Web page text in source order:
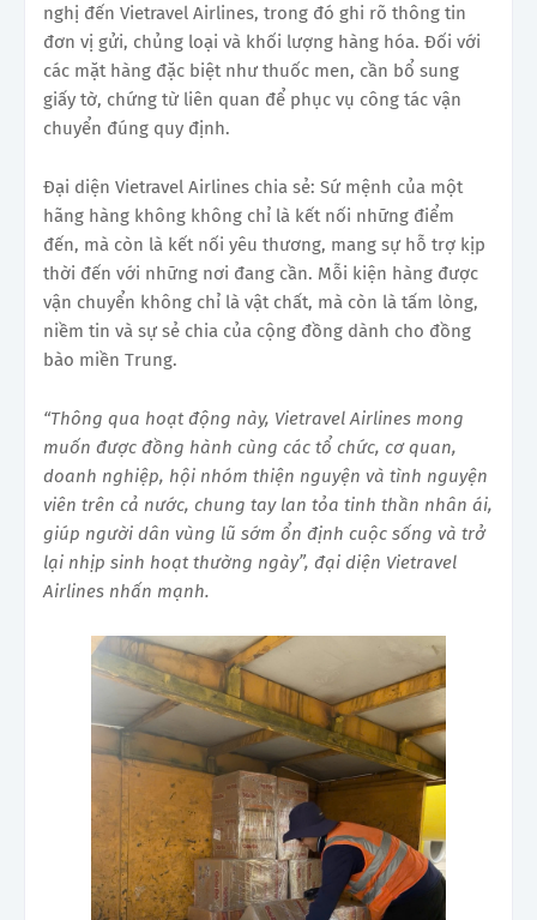
nghị đến Vietravel Airlines, trong đó ghi rõ thông tin
đơn vị gửi, chủng loại và khối lượng hàng hóa. Đối với
các mặt hàng đặc biệt như thuốc men, cần bổ sung
giấy tờ, chứng từ liên quan để phục vụ công tác vận
chuyển đúng quy định.
Đại diện Vietravel Airlines chia sẻ: Sứ mệnh của một
hãng hàng không không chỉ là kết nối những điểm
đến, mà còn là kết nối yêu thương, mang sự hỗ trợ kịp
thời đến với những nơi đang cần. Mỗi kiện hàng được
vận chuyển không chỉ là vật chất, mà còn là tấm lòng,
niềm tin và sự sẻ chia của cộng đồng dành cho đồng
bào miền Trung.
“Thông qua hoạt động này, Vietravel Airlines mong
muốn được đồng hành cùng các tổ chức, cơ quan,
doanh nghiệp, hội nhóm thiện nguyện và tình nguyện
viên trên cả nước, chung tay lan tỏa tinh thần nhân ái,
giúp người dân vùng lũ sớm ổn định cuộc sống và trở
lại nhịp sinh hoạt thường ngày”, đại diện Vietravel
Airlines nhấn mạnh.